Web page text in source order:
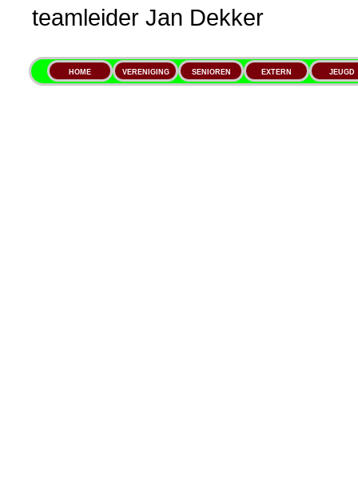
teamleider Jan Dekker
HOME VERENIGING SENIOREN EXTERN JEUGD